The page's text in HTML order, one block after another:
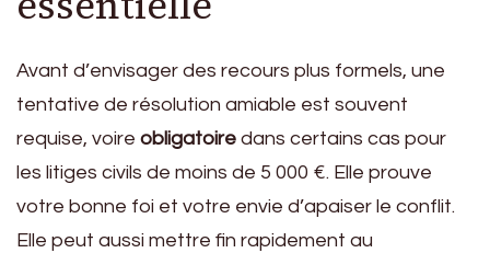
Avant d’envisager des recours plus formels, une
tentative de résolution amiable est souvent
requise, voire obligatoire dans certains cas pour
les litiges civils de moins de 5 000 €. Elle prouve
votre bonne foi et votre envie d’apaiser le conflit.
Elle peut aussi mettre fin rapidement au